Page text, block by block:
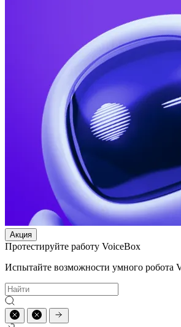
Акция
Протестируйте работу VoiceBox
Испытайте возможности умного робота